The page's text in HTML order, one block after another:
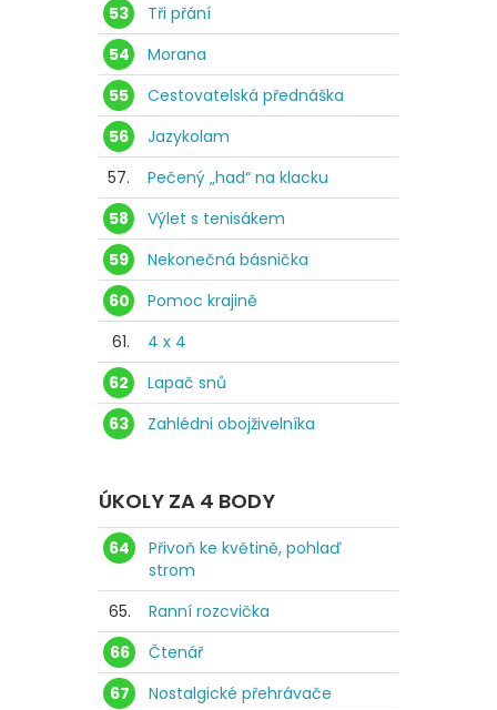
53
Tři přání
54
Morana
55
Cestovatelská přednáška
56
Jazykolam
57.
Pečený „had“ na klacku
58
Výlet s tenisákem
59
Nekonečná básnička
60
Pomoc krajině
61.
4 x 4
62
Lapač snů
63
Zahlédni obojživelníka
ÚKOLY ZA 4 BODY
64
Přivoň ke květině, pohlaď
strom
65.
Ranní rozcvička
66
Čtenář
67
Nostalgické přehrávače